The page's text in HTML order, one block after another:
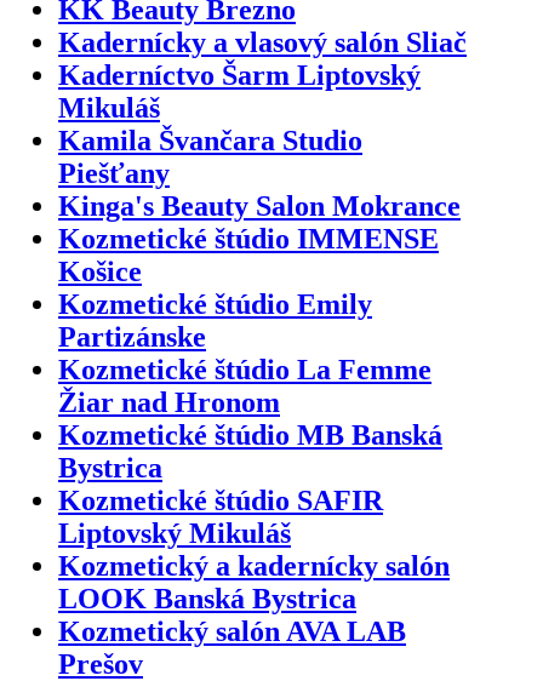
KK Beauty Brezno
Kadernícky a vlasový salón Sliač
Kaderníctvo Šarm Liptovský
Mikuláš
Kamila Švančara Studio
Piešťany
Kinga's Beauty Salon Mokrance
Kozmetické štúdio IMMENSE
Košice
Kozmetické štúdio Emily
Partizánske
Kozmetické štúdio La Femme
Žiar nad Hronom
Kozmetické štúdio MB Banská
Bystrica
Kozmetické štúdio SAFIR
Liptovský Mikuláš
Kozmetický a kadernícky salón
LOOK Banská Bystrica
Kozmetický salón AVA LAB
Prešov